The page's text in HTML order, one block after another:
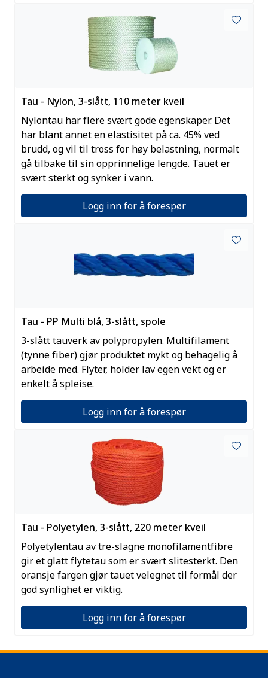
Tau - Nylon, 3-slått, 110 meter kveil
Nylontau har flere svært gode egenskaper. Det
har blant annet en elastisitet på ca. 45% ved
brudd, og vil til tross for høy belastning, normalt
gå tilbake til sin opprinnelige lengde. Tauet er
svært sterkt og synker i vann.
Logg inn for å forespør
Tau - PP Multi blå, 3-slått, spole
3-slått tauverk av polypropylen. Multifilament
(tynne fiber) gjør produktet mykt og behagelig å
arbeide med. Flyter, holder lav egen vekt og er
enkelt å spleise.
Logg inn for å forespør
Tau - Polyetylen, 3-slått, 220 meter kveil
Polyetylentau av tre-slagne monofilamentfibre
gir et glatt flytetau som er svært slitesterkt. Den
oransje fargen gjør tauet velegnet til formål der
god synlighet er viktig.
Logg inn for å forespør